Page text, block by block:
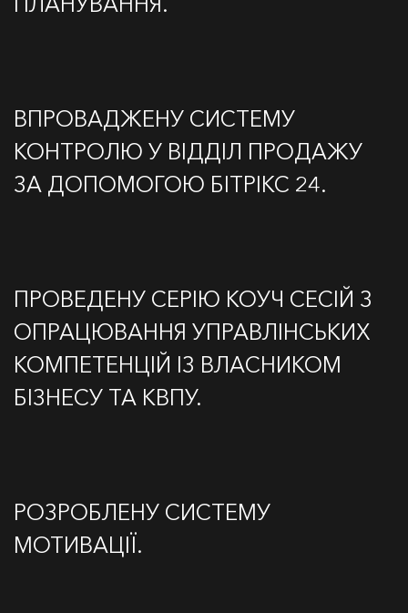
ВПРОВАДЖЕНУ СИСТЕМУ
КОНТРОЛЮ У ВІДДІЛ ПРОДАЖУ
ЗА ДОПОМОГОЮ БІТРІКС 24.
ПРОВЕДЕНУ СЕРІЮ КОУЧ СЕСІЙ З
ОПРАЦЮВАННЯ УПРАВЛІНСЬКИХ
КОМПЕТЕНЦІЙ ІЗ ВЛАСНИКОМ
БІЗНЕСУ ТА КВПУ.
РОЗРОБЛЕНУ СИСТЕМУ
МОТИВАЦІЇ.